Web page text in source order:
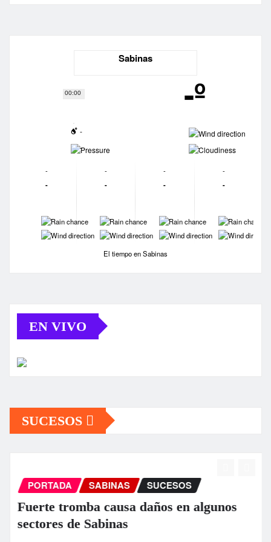
00:00
Sabinas
-º
-
-
-
-
-
-
-
-
-
-
-
-
-
-
-
-
-
-
-
-
El tiempo en Sabinas
EN VIVO
SUCESOS
PORTADA SABINAS SUCESOS
Fuerte tromba causa daños en algunos
sectores de Sabinas